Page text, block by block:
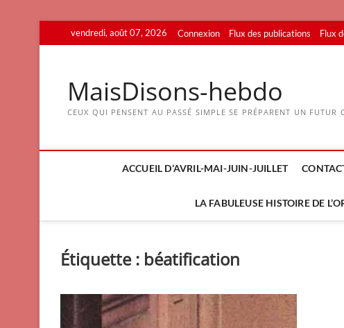
to
vendredi, août 07, 2026 Connexion Flux des publications Flux
MaisDisons-hebdo
CEUX QUI PENSENT AU PASSÉ SIMPLE SE PRÉPARENT UN
ACCUEIL D’AVRIL-MAI-JUIN-JUILLET
LA FABULEUSE HISTOIRE DE
Étiquette : béatification